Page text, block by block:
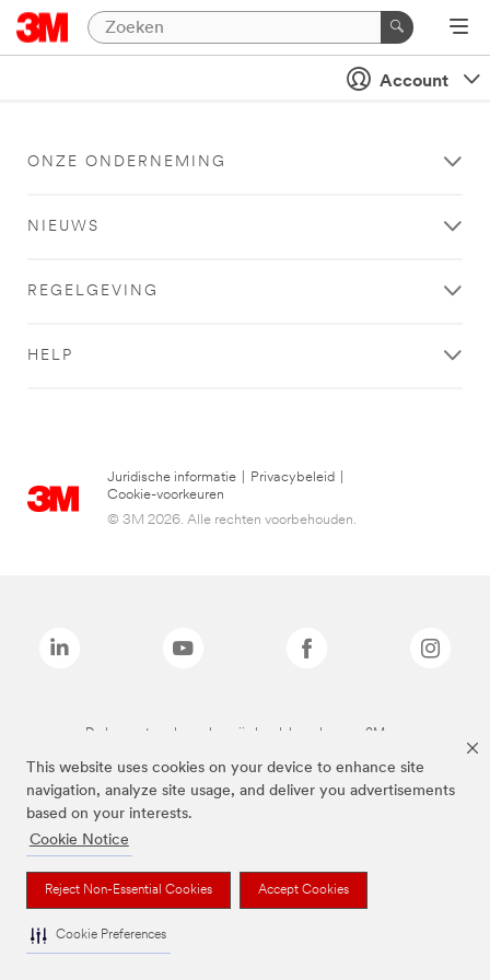
This website uses cookies on your device to enhance site
navigation, analyze site usage, and deliver you advertisements
based on your interests.
Cookie Notice
Reject Non-Essential Cookies Accept Cookies
Cookie Preferences
Account
ONZE ONDERNEMING
NIEUWS
REGELGEVING
HELP
Juridische informatie Privacybeleid
Cookie-voorkeuren
© 3M 2026. Alle rechten voorbehouden.
De bovenstaande merken zijn handelsmerken van 3M.we